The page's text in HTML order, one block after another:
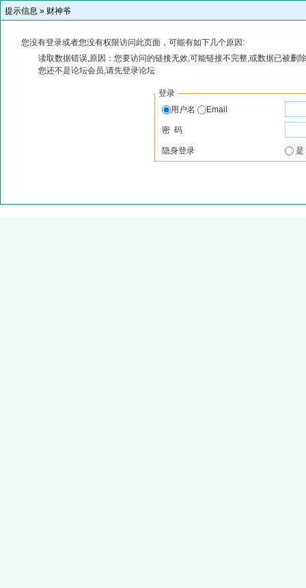
提示信息 » 财神爷
您没有登录或者您没有权限访问此页面，可能有如下几个原因:
读取数据错误,原因：您要访问的链接无效,可能链接不完整,或数据已被删
您还不是论坛会员,请先登录论坛
登录
用户名
Email
密 码
隐身登录